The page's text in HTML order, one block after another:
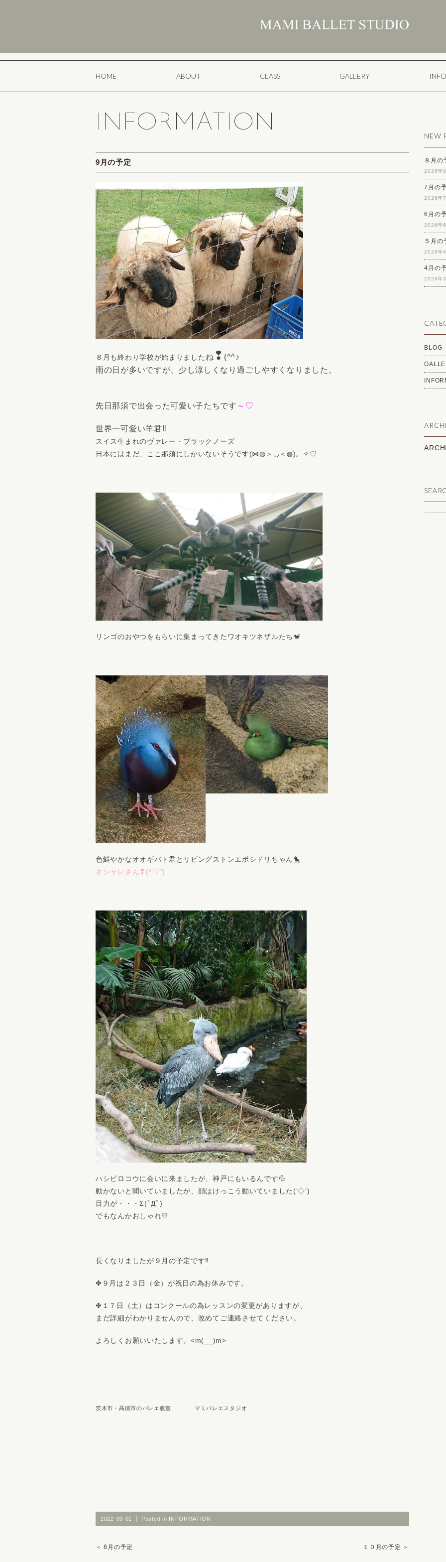
HOME ABOUT CLASS GALLERY
INFORMATION
9月の予定
８月も終わり学校が始まりました ね ❢ (^^♪
雨の日が多いですが、少し涼しくなり過ごしやすくなりました。
先日那須で出会った可愛い子たちです ～♡
世界一可愛い羊君‼
スイス生まれのヴァレー・ブラックノーズ
日本にはまだ、ここ那須にしかいないそうです(⋈◍＞◡＜◍)。✧♡
リンゴのおやつをもらいに集まってきたワオキツネザルたち🐒
色鮮やかなオオギバト君とリビングストンエボシドリちゃん🐤
オシャレさん❢(*’▽’)
ハシビロコウに会いに来ましたが、神戸にもいるんです💦
動かないと聞いていましたが、顔はけっこう動いていました(‘◇’)ゞ
目力が・・・Σ(ﾟДﾟ)
でもなんかおしゃれ💛
長くなりましたが９月の予定です‼
✤９月は２３日（金）が祝日の為お休みです。
✤１７日（土）はコンクールの為レッスンの変更がありますが、
まだ詳細がわかりませんので、改めてご連絡させてください。
よろしくお願いいたします。<m(__)m>
茨木市・高槻市のバレエ教室 マミバレエスタジオ
2022-09-01 ｜ Posted in INFORMATION
＜8月の予定 １０月の予定 ＞
NEW
８月の
2026年8
7月の
2026年7
6月の
2026年6
５月の
2026年4
4月の
2026年3
BLOG